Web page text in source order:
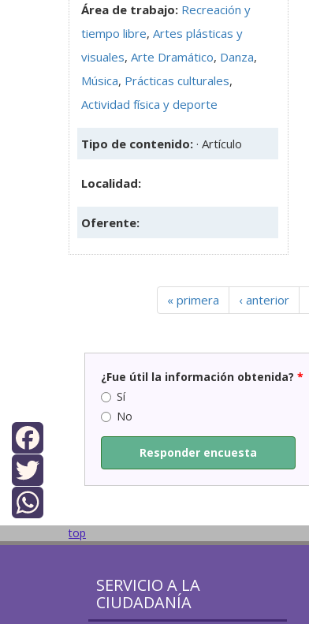
Área de trabajo: Recreación y
tiempo libre, Artes plásticas y
visuales, Arte Dramático, Danza,
Música, Prácticas culturales,
Actividad física y deporte
Tipo de contenido: · Artículo
Localidad:
Oferente:
« primera ‹ anterior
Facebook
Twitter
¿Fue útil la información obtenida? *
Sí
No
Responder encuesta
top
SERVICIO A LA
CIUDADANÍA